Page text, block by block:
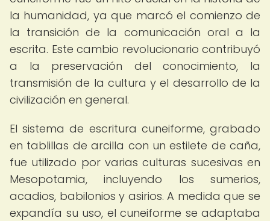
la humanidad, ya que marcó el comienzo de
la transición de la comunicación oral a la
escrita. Este cambio revolucionario contribuyó
a la preservación del conocimiento, la
transmisión de la cultura y el desarrollo de la
civilización en general.
El sistema de escritura cuneiforme, grabado
en tablillas de arcilla con un estilete de caña,
fue utilizado por varias culturas sucesivas en
Mesopotamia, incluyendo los sumerios,
acadios, babilonios y asirios. A medida que se
expandía su uso, el cuneiforme se adaptaba